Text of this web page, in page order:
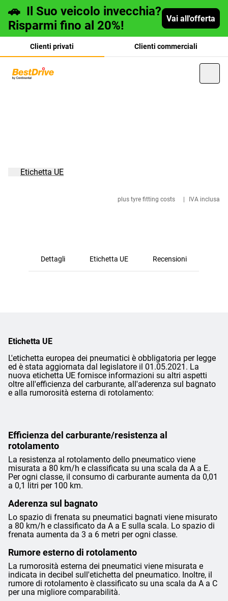
🚗 Il Suo veicolo invecchia?
Risparmi fino al 20%!
Vai all'offerta
Clienti privati Clienti commerciali
plus tyre fitting costs IVA inclusa
Etichetta UE
Dettagli Etichetta UE Recensioni
Etichetta UE
L'etichetta europea dei pneumatici è obbligatoria per legge
ed è stata aggiornata dal legislatore il 01.05.2021. La
nuova etichetta UE fornisce informazioni su altri aspetti
oltre all'efficienza del carburante, all'aderenza sul bagnato
e alla rumorosità esterna di rotolamento:
Efficienza del carburante/resistenza al
rotolamento
La resistenza al rotolamento dello pneumatico viene
misurata a 80 km/h e classificata su una scala da A a E.
Per ogni classe, il consumo di carburante aumenta da 0,01
a 0,1 litri per 100 km.
Aderenza sul bagnato
Lo spazio di frenata su pneumatici bagnati viene misurato
a 80 km/h e classificato da A a E sulla scala. Lo spazio di
frenata aumenta da 3 a 6 metri per ogni classe.
Rumore esterno di rotolamento
La rumorosità esterna dei pneumatici viene misurata e
indicata in decibel sull'etichetta del pneumatico. Inoltre, il
rumore di rotolamento è classificato su una scala da A a C
per una migliore comparabilità.